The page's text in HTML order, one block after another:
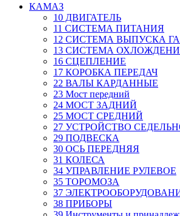
КАМАЗ
10 ДВИГАТЕЛЬ
11 СИСТЕМА ПИТАНИЯ
12 СИСТЕМА ВЫПУСКА
13 СИСТЕМА
16 СЦЕПЛЕНИЕ
17 КОРОБКА ПЕРЕДАЧ
22 ВАЛЫ КАРДАННЫЕ
23 Мост передний
24 МОСТ ЗАДНИЙ
25 МОСТ СРЕДНИЙ
27 УСТРОЙСТВО
29 ПОДВЕСКА
30 ОСЬ ПЕРЕДНЯЯ
31 КОЛЕСА
34 УПРАВЛЕНИЕ РУЛЕВОЕ
35 ТОРОМОЗА
37
38 ПРИБОРЫ